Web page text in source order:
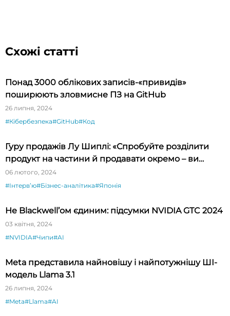
Схожі статті
Понад 3000 облікових записів-«привидів»
поширюють зловмисне ПЗ на GitHub
26 липня, 2024
#Кібербезпека#GitHub#Код
Гуру продажів Лу Шиплі: «Спробуйте розділити
продукт на частини й продавати окремо – ви
будете вражені»
06 лютого, 2024
#Інтервʼю#Бізнес-аналітика#Японія
Не Blackwell’ом єдиним: підсумки NVIDIA GTC 2024
03 квітня, 2024
#NVIDIA#Чипи#AI
Meta представила найновішу і найпотужнішу ШІ-
модель Llama 3.1
26 липня, 2024
#Meta#Llama#AI